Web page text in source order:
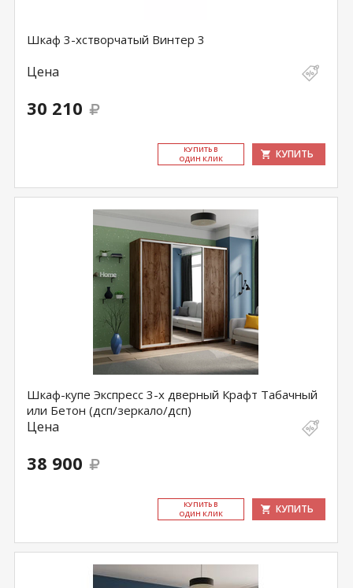
Шкаф 3-хстворчатый Винтер 3
Цена
30 210
КУ­ПИТЬ В
ОДИН КЛИК
КУПИТЬ
Шкаф-купе Экспресс 3-х дверный Крафт Табачный
или Бетон (дсп/зеркало/дсп)
Цена
38 900
КУ­ПИТЬ В
ОДИН КЛИК
КУПИТЬ